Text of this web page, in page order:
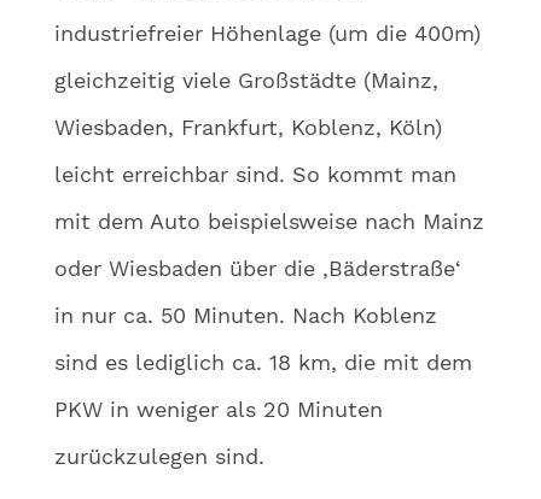
industriefreier Höhenlage (um die 400m)
gleichzeitig viele Großstädte (Mainz,
Wiesbaden, Frankfurt, Koblenz, Köln)
leicht erreichbar sind. So kommt man
mit dem Auto beispielsweise nach Mainz
oder Wiesbaden über die ‚Bäderstraße‘
in nur ca. 50 Minuten. Nach Koblenz
sind es lediglich ca. 18 km, die mit dem
PKW in weniger als 20 Minuten
zurückzulegen sind.